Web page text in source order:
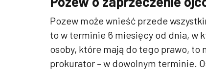
Pozew może wnieść przede
to w terminie 6 miesięcy od dnia, w
osoby, które mają do tego prawo,
prokurator – w dowolnym terminie.